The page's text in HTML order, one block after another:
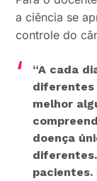
a ciência se
controle do
“A cada
diferentes
melhor
doença
pacientes.